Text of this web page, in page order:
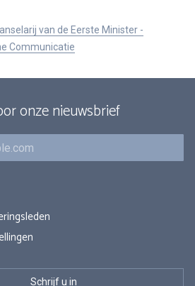
van de Eerste Minister -
Communicatie
onze nieuwsbrief